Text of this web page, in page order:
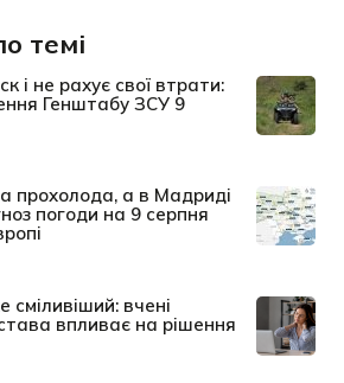
темі
і не рахує свої втрати:
Генштабу ЗСУ 9
прохолода, а в Мадриді
погоди на 9 серпня
сміливіший: вчені
впливає на рішення